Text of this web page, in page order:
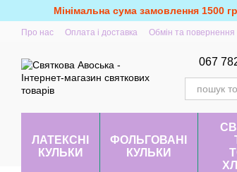
Перейти до основного контенту
Мінімальна сума замовлення 1500
Про нас Оплата і доставка Обмін та повернення
067
ЛАТЕКСНІ
КУЛЬКИ
ФОЛЬГОВАНІ
КУЛЬКИ